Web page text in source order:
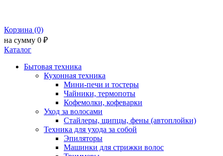
Корзина (0)
на сумму 0 ₽
Каталог
Бытовая техника
Кухонная техника
Мини-печи и тостеры
Чайники, термопоты
Кофемолки, кофеварки
Уход за волосами
Стайлеры, щипцы, фены (автоплойки)
Техника для ухода за собой
Эпиляторы
Машинки для стрижки волос